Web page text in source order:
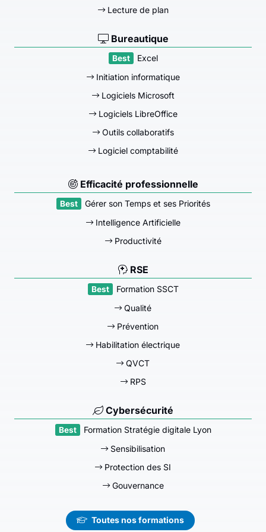
Lecture de plan
Bureautique
Excel
Initiation informatique
Logiciels Microsoft
Logiciels LibreOffice
Outils collaboratifs
Logiciel comptabilité
Efficacité professionnelle
Gérer son Temps et ses Priorités
Intelligence Artificielle
Productivité
RSE
Formation SSCT
Qualité
Prévention
Habilitation électrique
QVCT
RPS
Cybersécurité
Formation Stratégie digitale Lyon
Sensibilisation
Protection des SI
Gouvernance
Toutes nos formations